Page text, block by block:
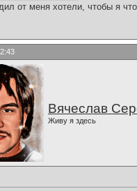
от меня хотели, чтобы я
Вячеслав
Живу я здесь